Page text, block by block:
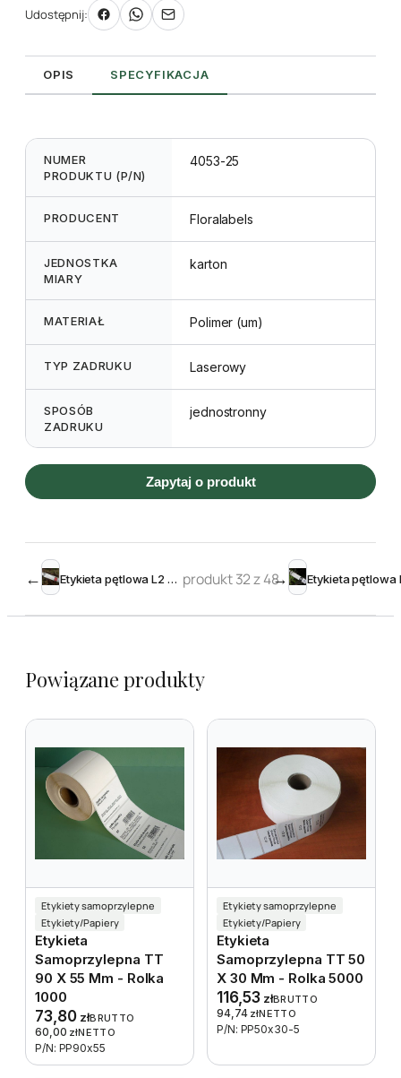
mm
(150szt.)
Udostępnij:
OPIS SPECYFIKACJA
NUMER
PRODUKTU (P/N)
4053-25
PRODUCENT Floralabels
JEDNOSTKA
MIARY
karton
MATERIAŁ Polimer (um)
TYP ZADRUKU Laserowy
SPOSÓB
ZADRUKU
jednostronny
Zapytaj o produkt
← Etykieta pętlowa L2 33 x 250 mm (1500szt.) produkt 32 z 48→
Powiązane produkty
Etykiety samoprzylepne
Etykiety/Papiery
Etykieta
Samoprzylepna TT
90 X 55 Mm - Rolka
1000
73,80 złBRUTTO
60,00 złNETTO
P/N: PP90x55
Etykiety samoprzylepne
Etykiety/Papiery
Etykieta
Samoprzylepna TT 50
X 30 Mm - Rolka 5000
116,53 złBRUTTO
94,74 złNETTO
P/N: PP50x30-5